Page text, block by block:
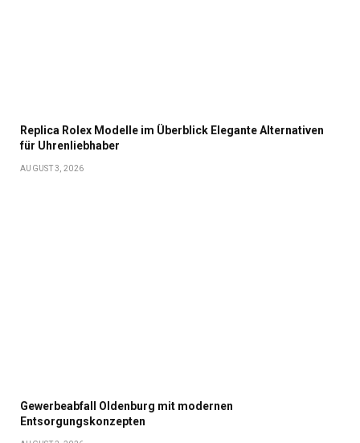
Replica Rolex Modelle im Überblick Elegante Alternativen
für Uhrenliebhaber
AUGUST 3, 2026
Gewerbeabfall Oldenburg mit modernen
Entsorgungskonzepten